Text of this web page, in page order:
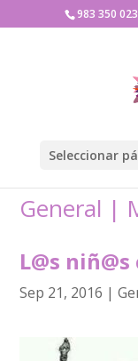
983 350 023
Seleccionar
General |
L@s
Sep 21, 2016 |